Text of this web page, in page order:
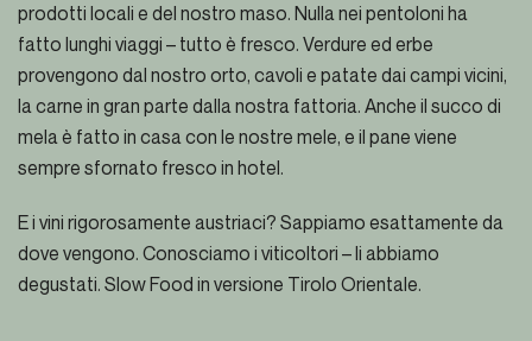
prodotti locali e del nostro maso. Nulla nei pentoloni ha
fatto lunghi viaggi – tutto è fresco. Verdure ed erbe
provengono dal nostro orto, cavoli e patate dai campi vicini,
la carne in gran parte dalla nostra fattoria. Anche il succo di
mela è fatto in casa con le nostre mele, e il pane viene
sempre sfornato fresco in hotel.
E i vini rigorosamente austriaci? Sappiamo esattamente da
dove vengono. Conosciamo i viticoltori – li abbiamo
degustati. Slow Food in versione Tirolo Orientale.